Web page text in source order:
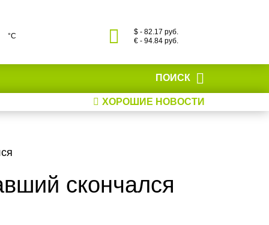
°С
$ - 82.17 руб.
€ - 94.84 руб.
ПОИСК
ХОРОШИЕ НОВОСТИ
скончался